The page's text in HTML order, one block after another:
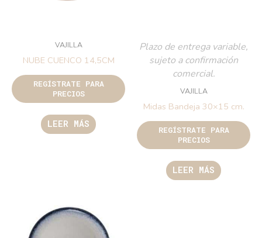
VAJILLA
NUBE CUENCO 14,5CM
REGÍSTRATE PARA
PRECIOS
LEER MÁS
Plazo de entrega variable,
sujeto a confirmación
comercial.
VAJILLA
Midas Bandeja 30×15 cm.
REGÍSTRATE PARA
PRECIOS
LEER MÁS